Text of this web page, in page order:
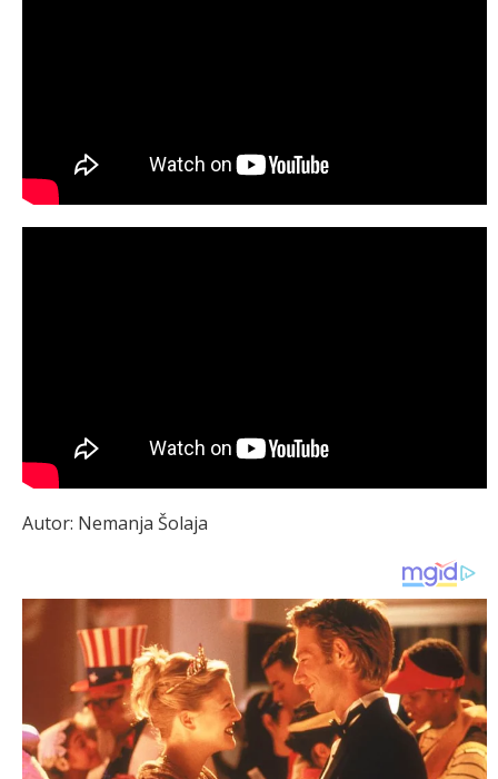
Autor: Nemanja Šolaja